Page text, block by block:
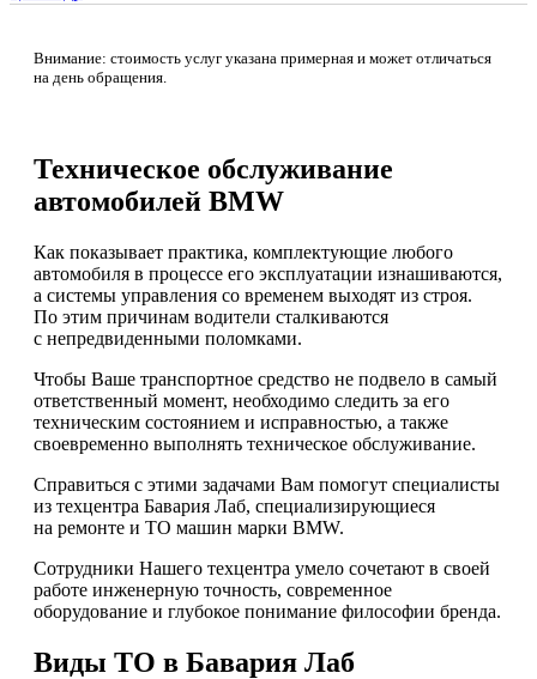
Внимание: стоимость услуг указана примерная и может отличаться
на день обращения.
Техническое обслуживание
автомобилей BMW
Как показывает практика, комплектующие любого
автомобиля в процессе его эксплуатации изнашиваются,
а системы управления со временем выходят из строя.
По этим причинам водители сталкиваются
с непредвиденными поломками.
Чтобы Ваше транспортное средство не подвело в самый
ответственный момент, необходимо следить за его
техническим состоянием и исправностью, а также
своевременно выполнять техническое обслуживание.
Справиться с этими задачами Вам помогут специалисты
из техцентра Бавария Лаб, специализирующиеся
на ремонте и ТО машин марки BMW.
Сотрудники Нашего техцентра умело сочетают в своей
работе инженерную точность, современное
оборудование и глубокое понимание философии бренда.
Виды ТО в Бавария Лаб